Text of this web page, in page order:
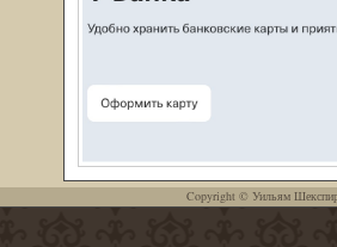
Copyright © Уильям